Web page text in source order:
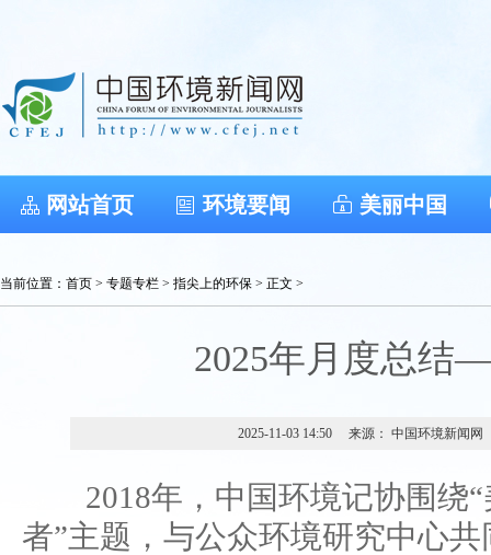
网站首页 环境要闻 美丽中国
当前位置： 首页 > 专题专栏 > 指尖上的环保 > 正文 >
2025年月度总结
2025-11-03 14:50 来源： 中国环境新闻网
2018年，中国环境记协围绕“
者”主题，与公众环境研究中心